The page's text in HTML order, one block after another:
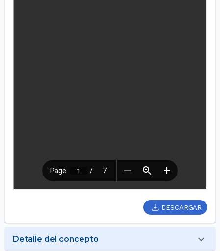
DESCARGAR
Detalle del concepto